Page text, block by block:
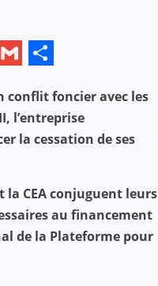
conflit foncier avec les
l’entreprise
la cessation de ses
la CEA conjuguent leurs
au financement
de la Plateforme pour